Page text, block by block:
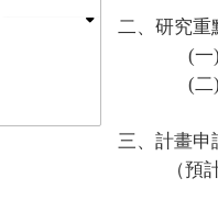
二、研究重
(一)
(二)
三、 計畫申
（預計自